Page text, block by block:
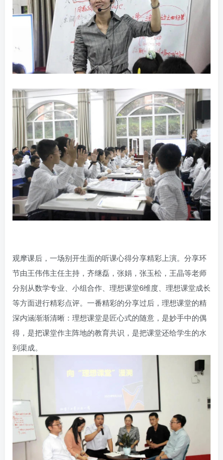
观摩课后，一场别开生面的听课心得分享精彩上演。分享环
节由王伟伟主任主持，齐继磊，张娟，张玉松，王晶等老师
分别从数学专业、小组合作、理想课堂6维度、理想课堂成长
等方面进行精彩点评。一番精彩的分享过后，理想课堂的精
深内涵渐渐清晰：理想课堂是匠心式的随意，是妙手中的偶
得，是把课堂作主阵地的教育共识，是把课堂还给学生的水
到渠成。